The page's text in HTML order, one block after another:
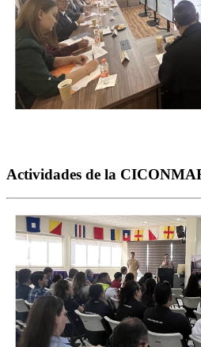
Actividades de la